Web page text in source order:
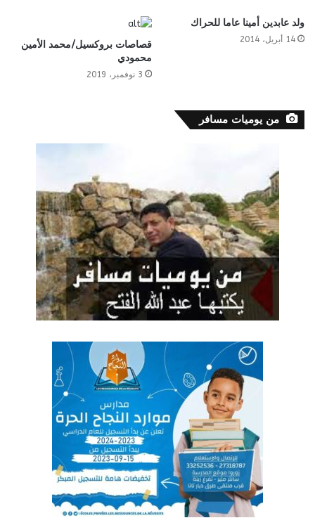
ولد عابدين أمينا عاما للحراك
14 أبريل، 2014
قصاصات بروكسيل/محمد الأمين
محمودي
3 نوفمبر، 2019
من يوميات مسافر